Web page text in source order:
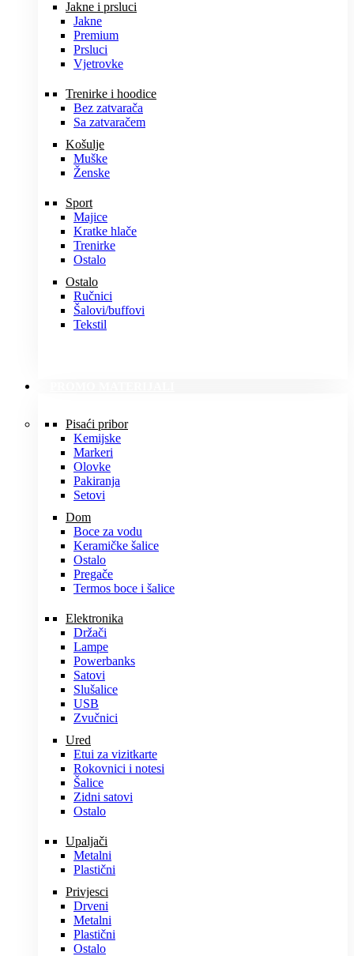
Jakne i prsluci
Jakne
Premium
Prsluci
Vjetrovke
Trenirke i hoodice
Bez zatvarača
Sa zatvaračem
Košulje
Muške
Ženske
Sport
Majice
Kratke hlače
Trenirke
Ostalo
Ostalo
Ručnici
Šalovi/buffovi
Tekstil
Pisaći pribor
Kemijske
Markeri
Olovke
Pakiranja
Setovi
Dom
Boce za vodu
Keramičke šalice
Ostalo
Pregače
Termos boce i šalice
Elektronika
Držači
Lampe
Powerbanks
Satovi
Slušalice
USB
Zvučnici
Ured
Etui za vizitkarte
Rokovnici i notesi
Šalice
Zidni satovi
Ostalo
Upaljači
Metalni
Plastični
Privjesci
Drveni
Metalni
Plastični
Ostalo